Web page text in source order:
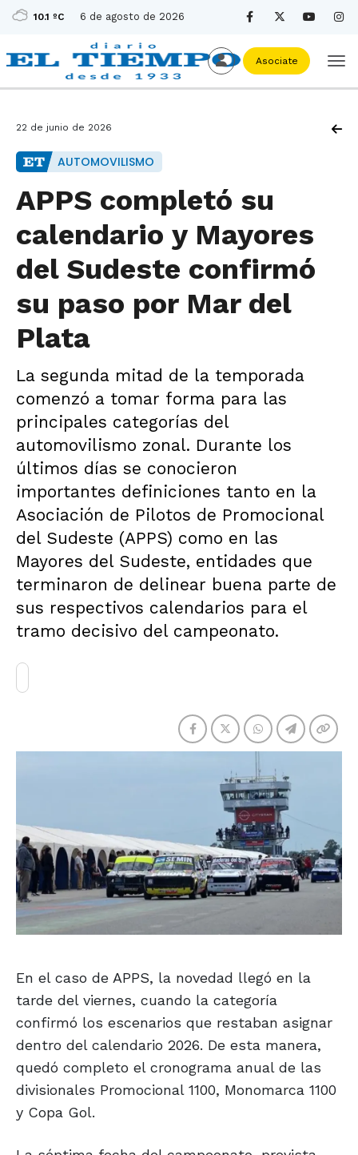
10.1 ºC 6 de agosto de 2026
Asociate
22 de junio de 2026
AUTOMOVILISMO
APPS completó su
calendario y Mayores
del Sudeste confirmó
su paso por Mar del
Plata
La segunda mitad de la temporada
comenzó a tomar forma para las
principales categorías del
automovilismo zonal. Durante los
últimos días se conocieron
importantes definiciones tanto en la
Asociación de Pilotos de Promocional
del Sudeste (APPS) como en las
Mayores del Sudeste, entidades que
terminaron de delinear buena parte de
sus respectivos calendarios para el
tramo decisivo del campeonato.
En el caso de APPS, la novedad llegó en la
tarde del viernes, cuando la categoría
confirmó los escenarios que restaban asignar
dentro del calendario 2026. De esta manera,
quedó completo el cronograma anual de las
divisionales Promocional 1100, Monomarca 1100
y Copa Gol.